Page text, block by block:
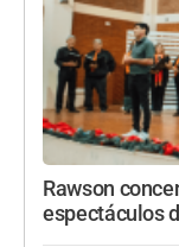
Rawson
espectáculos